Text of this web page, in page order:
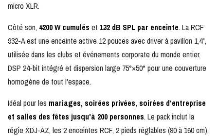
micro XLR.
Côté son, 4200 W cumulés et 132 dB SPL par enceinte. La RCF
932-A est une enceinte active 12 pouces avec driver à pavillon 1,4",
utilisée dans les clubs et événements corporate du monde entier.
DSP 24-bit intégré et dispersion large 75°×50° pour une couverture
homogène de tout l'espace.
Idéal pour les mariages, soirées privées, soirées d'entreprise
et salles des fêtes jusqu'à 200 personnes. Le pack inclut la
régie XDJ-AZ, les 2 enceintes RCF, 2 pieds réglables (90 à 160 cm),